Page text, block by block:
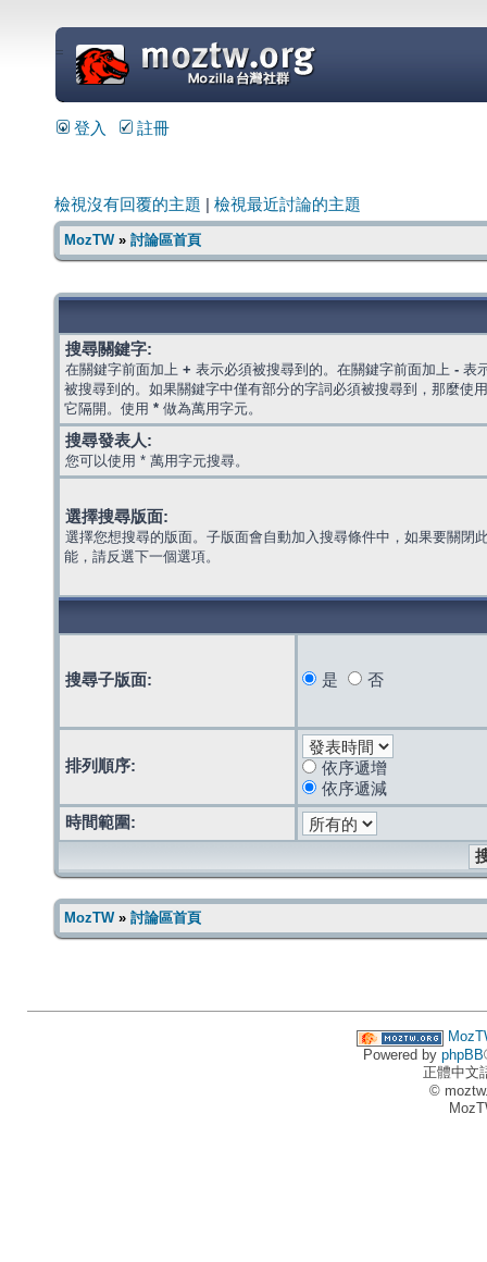
=
登入 註冊
檢視沒有回覆的主題 檢視最近討論的主題
MozTW» 討論區首頁
搜尋關鍵字:
在關鍵字前面加上 + 表示必須被搜尋到的。在關鍵字前面加上 - 表
被搜尋到的。如果關鍵字中僅有部分的字詞必須被搜尋到，那麼使
它隔開。使用 * 做為萬用字元。
搜尋發表人:
您可以使用 * 萬用字元搜尋。
選擇搜尋版面:
選擇您想搜尋的版面。子版面會自動加入搜尋條件中，如果要關閉
能，請反選下一個選項。
搜尋子版面: 是 否
排列順序:
依序遞增
依序遞減
時間範圍:
MozTW» 討論區首頁
Powered by phpBB
正體中文
©